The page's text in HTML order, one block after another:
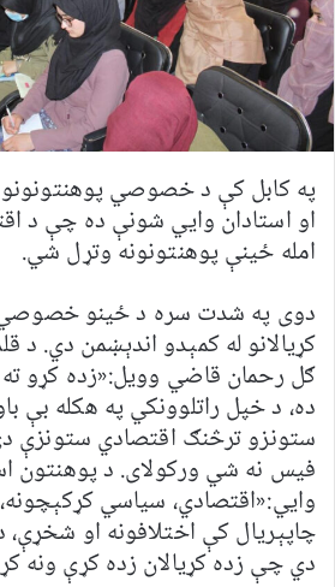
په کابل کې د خصوصي
او استادان وايي شونې ده چې د
امله ځينې پوهنتونونه وتړل شي.
دوی په شدت سره د ځينو خصوصي
کړیالانو له کمېدو اندېښمن دي. د
ګل رحمان قاضي وویل:«زده کړو ته د
ده، د خپل راتلوونکي په هکله بې
ستونزو ترڅنګ اقتصادي ستونزې
فیس نه شي ورکولای. د پوهنتون
وايي:«اقتصادي، سیاسي
چاپېریال کې اختلافونه او شخړې،
دي چې زده کړیالان زده کړې ونه